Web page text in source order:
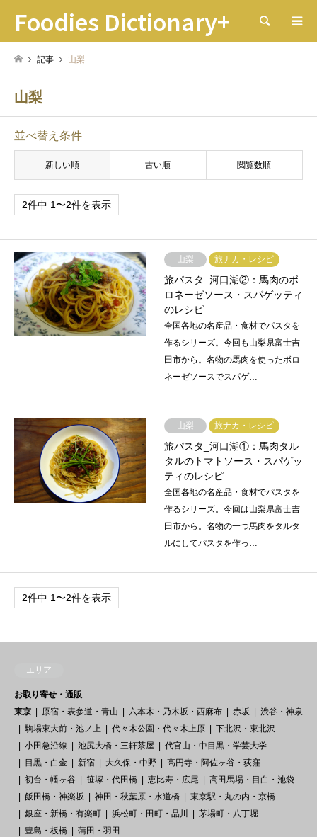
Foodies Dictionary+ 検索
記事 山梨
山梨
並べ替え条件
新しい順 古い順 閲覧数順
2件中 1〜2件を表示
山梨 旅ナカ・レシピ
旅パスタ_河口湖②：馬肉のボ
ロネーゼソース・スパゲッティ
のレシピ
全国各地の名産品・食材でパスタを
作るシリーズ。今回も山梨県富士吉
田市から。名物の馬肉を使ったボロ
ネーゼソースでスパゲ…
山梨 旅ナカ・レシピ
旅パスタ_河口湖①：馬肉タル
タルのトマトソース・スパゲッ
ティのレシピ
全国各地の名産品・食材でパスタを
作るシリーズ。今回は山梨県富士吉
田市から。名物の一つ馬肉をタルタ
ルにしてパスタを作っ…
2件中 1〜2件を表示
エリア
お取り寄せ・通販
東京
原宿・表参道・青山 六本木・乃木坂・西麻布 赤坂
渋谷・神泉
駒場東大前・池ノ上
代々木公園・代々木上原
下北沢・東北沢
小田急沿線
池尻大橋・三軒茶屋
代官山・中目黒・学芸大学
目黒・白金
新宿 大久保・中野
高円寺・阿佐ヶ谷・荻窪
初台・幡ヶ谷
笹塚・代田橋 恵比寿・広尾
高田馬場・目白・池袋
飯田橋・神楽坂
神田・秋葉原・水道橋
東京駅・丸の内・京橋
銀座・新橋・有楽町
浜松町・田町・品川
茅場町・八丁堀
豊島・板橋
蒲田・羽田